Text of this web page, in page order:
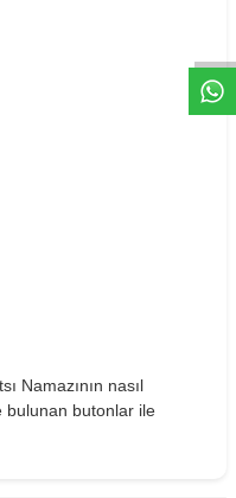
Namazının nasıl
bulunan butonlar ile